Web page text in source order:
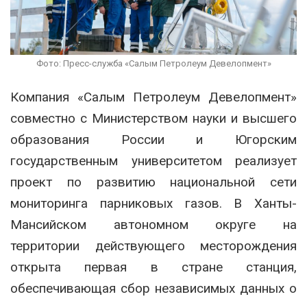
Фото: Пресс-служба «Салым Петролеум Девелопмент»
Компания «Салым Петролеум Девелопмент»
совместно с Министерством науки и высшего
образования России и Югорским
государственным университетом реализует
проект по развитию национальной сети
мониторинга парниковых газов. В Ханты-
Мансийском автономном округе на
территории действующего месторождения
открыта первая в стране станция,
обеспечивающая сбор независимых данных о